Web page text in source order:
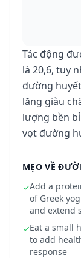
Tác động
là 20,6, tuy
đường
lăng giàu
lượng bền
vọt đường
MẸO VỀ
✓Add a
of Greek
and extend
✓Eat a small
to add
response